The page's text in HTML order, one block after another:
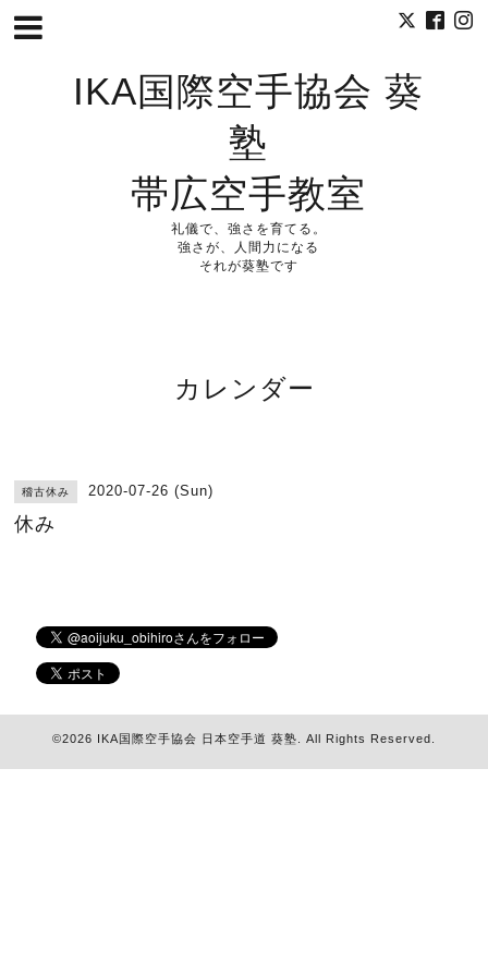
IKA国際空手協会 葵
塾
帯広空手教室
礼儀で、強さを育てる。
強さが、人間力になる
それが葵塾です
カレンダー
稽古休み 2020-07-26 (Sun)
休み
©2026 IKA国際空手協会 日本空手道 葵塾 . All Rights Reserved.